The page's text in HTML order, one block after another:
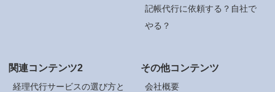
記帳代行に依頼する？自社で
やる？
関連コンテンツ2
経理代行サービスの選び方と
その他コンテンツ
会社概要